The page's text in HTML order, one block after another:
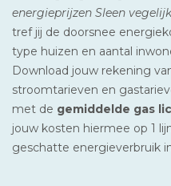
energieprijzen Sleen
tref jij de doorsnee
type huizen en aantal
Download jouw rekening
stroomtarieven en
met de gemiddelde gas
jouw kosten hiermee op 1
geschatte energieverbruik